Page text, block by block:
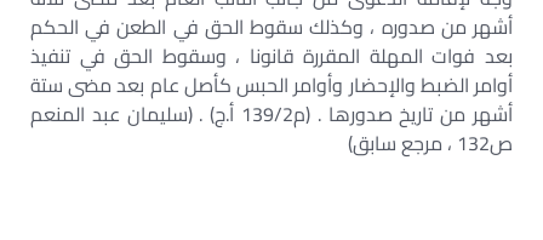
أشهر من صدوره ، وكذلك سقوط الحق في الطعن في الحكم
بعد فوات المهلة المقررة قانونا ، وسقوط الحق في تنفيذ
أوامر الضبط والإحضار وأوامر الحبس كأصل عام بعد مضى ستة
أشهر من تاريخ صدورها . (م139/2 أ.ج) . (سليمان عبد المنعم
ص132 ، مرجع سابق)